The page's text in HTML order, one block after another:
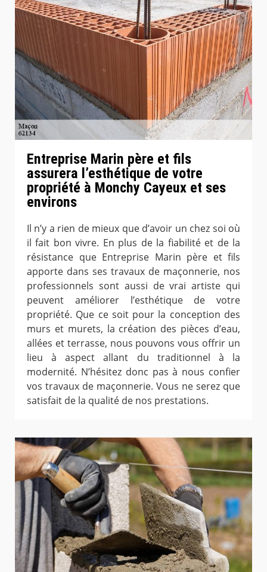
Entreprise Marin père et fils
assurera l’esthétique de votre
propriété à Monchy Cayeux et ses
environs
Il n’y a rien de mieux que d’avoir un chez soi où
il fait bon vivre. En plus de la fiabilité et de la
résistance que Entreprise Marin père et fils
apporte dans ses travaux de maçonnerie, nos
professionnels sont aussi de vrai artiste qui
peuvent améliorer l’esthétique de votre
propriété. Que ce soit pour la conception des
murs et murets, la création des pièces d’eau,
allées et terrasse, nous pouvons vous offrir un
lieu à aspect allant du traditionnel à la
modernité. N’hésitez donc pas à nous confier
vos travaux de maçonnerie. Vous ne serez que
satisfait de la qualité de nos prestations.